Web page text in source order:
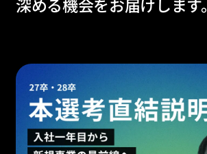
深める機会をお届けします。